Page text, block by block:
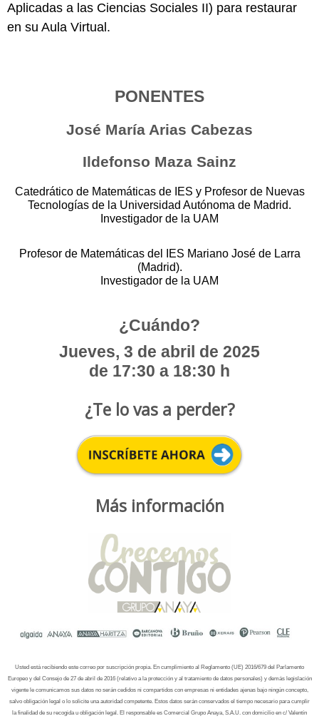
Aplicadas a las Ciencias Sociales II) para restaurar
en su Aula Virtual.
PONENTES
José María Arias Cabezas
Ildefonso Maza Sainz
Catedrático de Matemáticas de IES y Profesor de Nuevas
Tecnologías de la Universidad Autónoma de Madrid.
Investigador de la UAM
Profesor de Matemáticas del IES Mariano José de Larra
(Madrid).
Investigador de la UAM
¿Cuándo?
Jueves, 3 de abril de 2025
de 17:30 a 18:30 h
¿Te lo vas a perder?
Más información
Usted está recibiendo este correo por suscripción propia. En cumplimiento al Reglamento (UE) 2016/679 del Parlamento
Europeo y del Consejo de 27 de abril de 2016 (relativo a la protección y al tratamiento de datos personales) y demás legislación
vigente le comunicamos sus datos no serán cedidos ni compartidos con empresas ni entidades ajenas bajo ningún concepto,
salvo obligación legal o lo solicite una autoridad competente. Estos datos serán conservados el tiempo necesario para cumplir
la finalidad de su recogida u obligación legal. El responsable es Comercial Grupo Anaya, S.A.U. con domicilio en c/ Valentín